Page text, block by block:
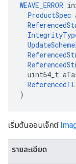
WEAVE_ERROR
ProductSpec
uint64_t
)
เริ่มต้นออบเจ็กต์
รายละเอียด